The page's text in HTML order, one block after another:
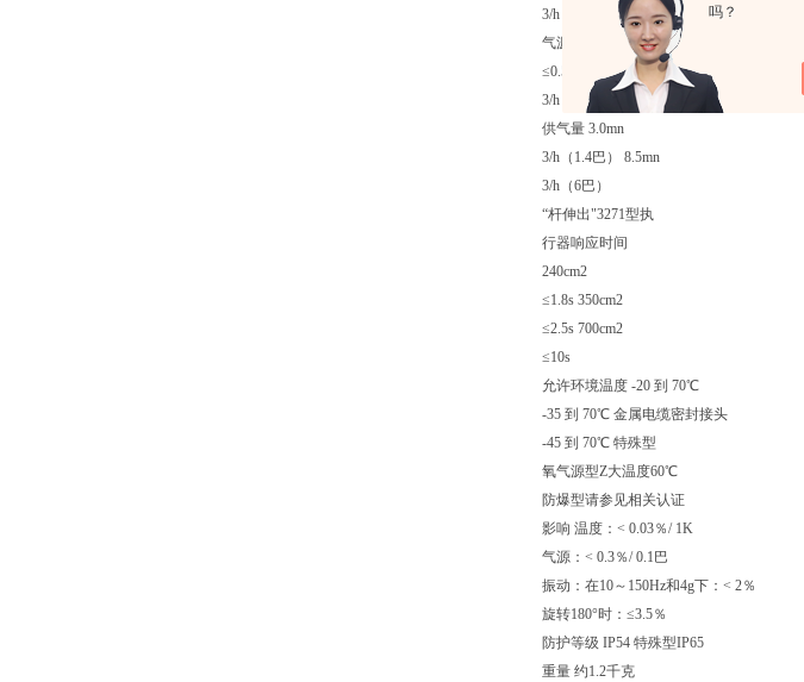
吗？
3/h
气源压力6巴时：
≤0.5 mn
3/h
供气量 3.0mn
3/h（1.4巴） 8.5mn
3/h（6巴）
“杆伸出"3271型执
行器响应时间
240cm2
≤1.8s 350cm2
≤2.5s 700cm2
≤10s
允许环境温度 -20 到 70℃
-35 到 70℃ 金属电缆密封接头
-45 到 70℃ 特殊型
氧气源型Z大温度60℃
防爆型请参见相关认证
影响 温度：< 0.03％/ 1K
气源：< 0.3％/ 0.1巴
振动：在10～150Hz和4g下：< 2％
旋转180°时：≤3.5％
防护等级 IP54 特殊型IP65
重量 约1.2千克